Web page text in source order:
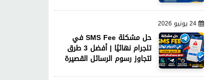
24 يونيو 2026
حل مشكلة SMS Fee في
تلجرام نهائيًا | أفضل 3 طرق
لتجاوز رسوم الرسائل القصيرة